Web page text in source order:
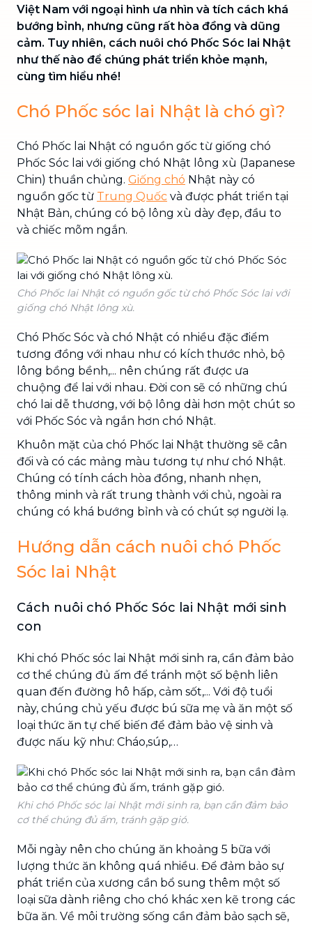
Việt Nam với ngoại hình ưa nhìn và tích cách khá
bướng bỉnh, nhưng cũng rất hòa đồng và dũng
cảm. Tuy nhiên, cách nuôi chó Phốc Sóc lai Nhật
như thế nào để chúng phát triển khỏe mạnh,
cùng tìm hiểu nhé!
Chó Phốc sóc lai Nhật là chó gì?
Chó Phốc lai Nhật có nguồn gốc từ giống chó
Phốc Sóc lai với giống chó Nhật lông xù (Japanese
Chin) thuần chủng. Giống chó Nhật này có
nguồn gốc từ Trung Quốc và được phát triển tại
Nhật Bản, chúng có bộ lông xù dày đẹp, đầu to
và chiếc mõm ngắn.
Chó Phốc lai Nhật có nguồn gốc từ chó Phốc Sóc lai với
giống chó Nhật lông xù.
Chó Phốc Sóc và chó Nhật có nhiều đặc điểm
tương đồng với nhau như có kích thước nhỏ, bộ
lông bồng bềnh,... nên chúng rất được ưa
chuộng để lai với nhau. Đời con sẽ có những chú
chó lai dễ thương, với bộ lông dài hơn một chút so
với Phốc Sóc và ngắn hơn chó Nhật.
Khuôn mặt của chó Phốc lai Nhật thường sẽ cân
đối và có các mảng màu tương tự như chó Nhật.
Chúng có tính cách hòa đồng, nhanh nhẹn,
thông minh và rất trung thành với chủ, ngoài ra
chúng có khá bướng bỉnh và có chút sợ người lạ.
Hướng dẫn cách nuôi chó Phốc
Sóc lai Nhật
Cách nuôi chó Phốc Sóc lai Nhật mới sinh
con
Khi chó Phốc sóc lai Nhật mới sinh ra, cần đảm bảo
cơ thể chúng đủ ấm để tránh một số bệnh liên
quan đến đường hô hấp, cảm sốt,... Với độ tuổi
này, chúng chủ yếu được bú sữa mẹ và ăn một số
loại thức ăn tự chế biến để đảm bảo vệ sinh và
được nấu kỹ như: Cháo,súp,…
Khi chó Phốc sóc lai Nhật mới sinh ra, bạn cần đảm bảo
cơ thể chúng đủ ấm, tránh gặp gió.
Mỗi ngày nên cho chúng ăn khoảng 5 bữa với
lượng thức ăn không quá nhiều. Để đảm bảo sự
phát triển của xương cần bổ sung thêm một số
loại sữa dành riêng cho chó khác xen kẽ trong các
bữa ăn. Về môi trường sống cần đảm bảo sạch sẽ,